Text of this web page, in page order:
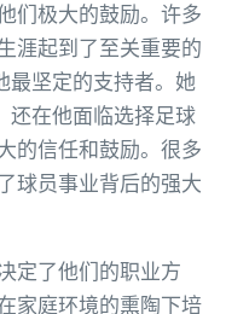
们极大的鼓励。许多
涯起到了至关重要的
最坚定的支持者。她
还在他面临选择足球
的信任和鼓励。很多
球员事业背后的强大
定了他们的职业方
家庭环境的熏陶下培